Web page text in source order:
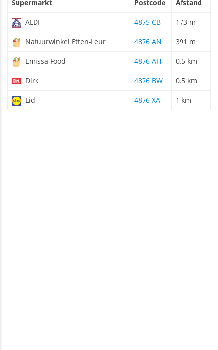
Supermarkt Postcode Afstand
ALDI 4875 CB 173 m
Natuurwinkel Etten-Leur 4876 AN 391 m
Emissa Food 4876 AH 0.5 km
Dirk 4876 BW 0.5 km
Lidl 4876 XA 1 km